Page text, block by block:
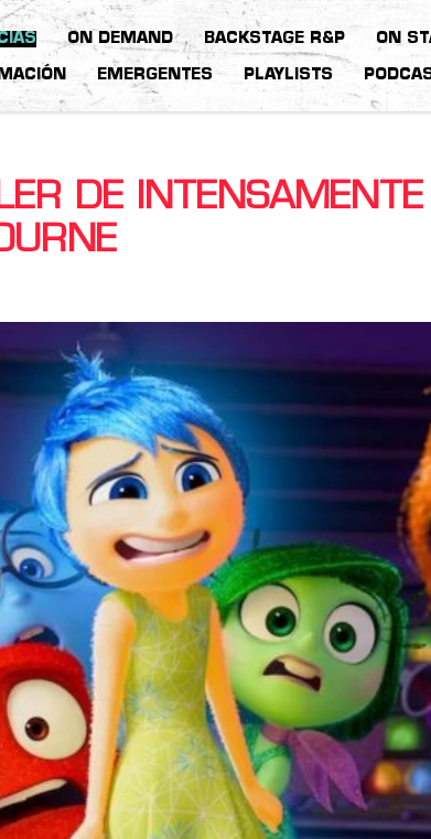
ON DEMAND BACKSTAGE R&P ON
EMERGENTES PLAYLISTS
DE